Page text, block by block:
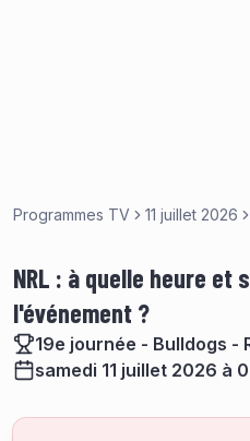
Programmes TV 11 juillet 2026
NRL : à quelle heure et
l'événement ?
19e journée - Bulldogs -
samedi 11 juillet 2026 à